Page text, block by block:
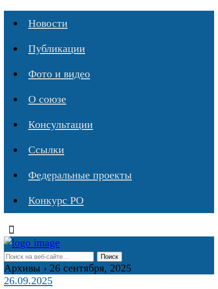
Новости
Публикации
Фото и видео
О союзе
Консультации
Ссылки
Федеральные проекты
Конкурс РО
Архивы › 26 сентября, 2025
26.09.2025